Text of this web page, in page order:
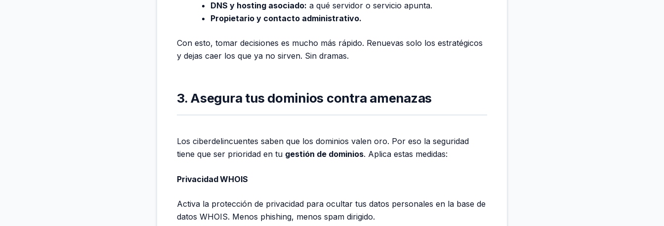
DNS y hosting asociado: a qué servidor o servicio apunta.
Propietario y contacto administrativo.
Con esto, tomar decisiones es mucho más rápido. Renuevas solo los estratégicos
y dejas caer los que ya no sirven. Sin dramas.
3. Asegura tus dominios contra amenazas
Los ciberdelincuentes saben que los dominios valen oro. Por eso la seguridad
tiene que ser prioridad en tu gestión de dominios. Aplica estas medidas:
Privacidad WHOIS
Activa la protección de privacidad para ocultar tus datos personales en la base de
datos WHOIS. Menos phishing, menos spam dirigido.